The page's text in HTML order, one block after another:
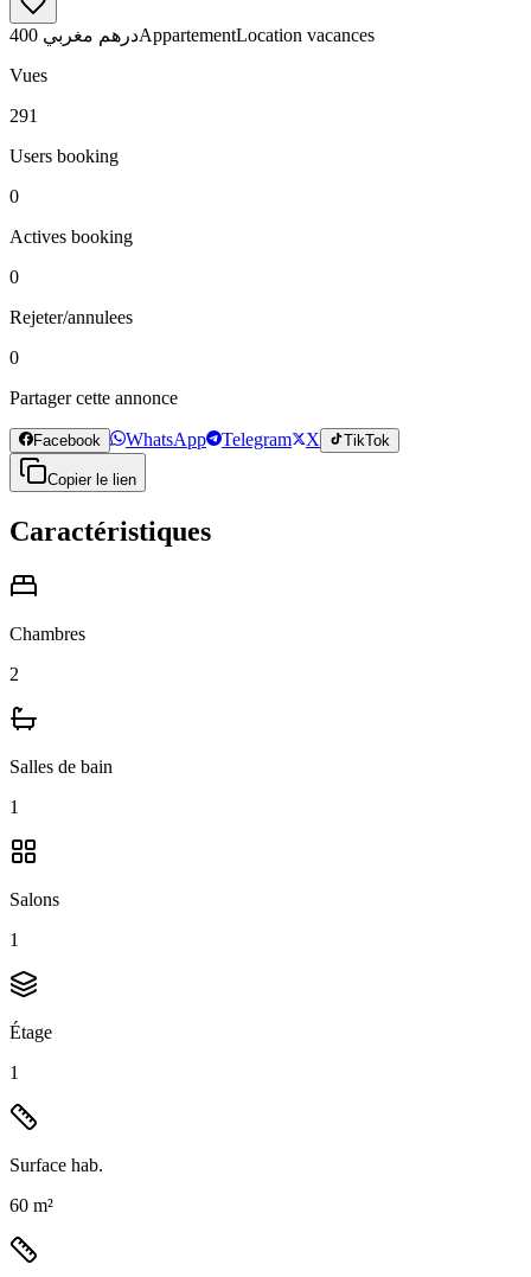
400 درهم مغربيAppartementLocation vacances
Vues
291
Users booking
0
Actives booking
0
Rejeter/annulees
0
Partager cette annonce
Facebook WhatsApp Telegram X TikTok
Copier le lien
Caractéristiques
Chambres
2
Salles de bain
1
Salons
1
Étage
1
Surface hab.
60 m²